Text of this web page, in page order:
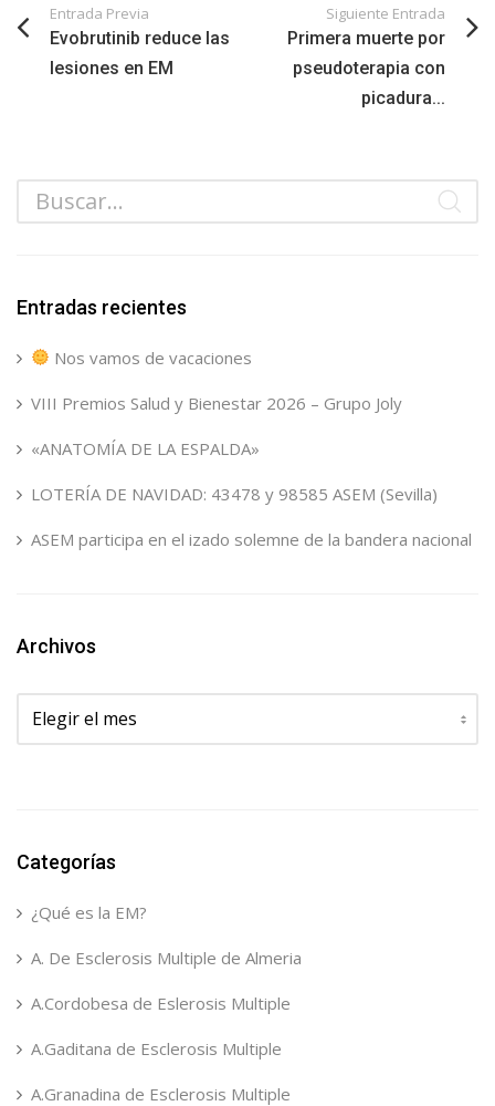
Entrada Previa
Evobrutinib reduce las
lesiones en EM
Siguiente Entrada
Primera muerte por
pseudoterapia con
picadura...
Entradas recientes
Nos vamos de vacaciones
VIII Premios Salud y Bienestar 2026 – Grupo Joly
«ANATOMÍA DE LA ESPALDA»
LOTERÍA DE NAVIDAD: 43478 y 98585 ASEM (Sevilla)
ASEM participa en el izado solemne de la bandera nacional
Archivos
Archivos
Categorías
¿Qué es la EM?
A. De Esclerosis Multiple de Almeria
A.Cordobesa de Eslerosis Multiple
A.Gaditana de Esclerosis Multiple
A.Granadina de Esclerosis Multiple